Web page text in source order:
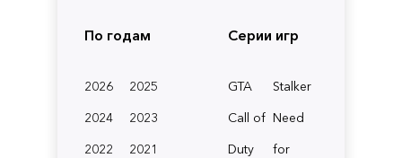
По годам
2026
2025
2024
2023
2022
2021
Серии игр
GTA
Stalker
Call of
Duty
Need
for